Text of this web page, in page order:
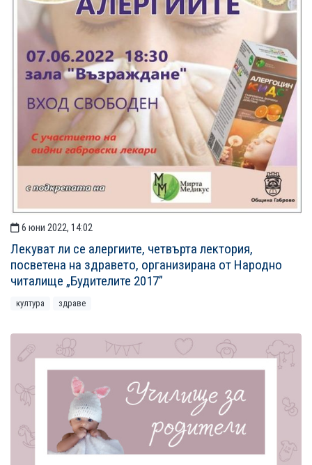
6 юни 2022, 14:02
Лекуват ли се алергиите, четвърта лектория,
посветена на здравето, организирана от Народно
читалище „Будителите 2017”
култура здраве